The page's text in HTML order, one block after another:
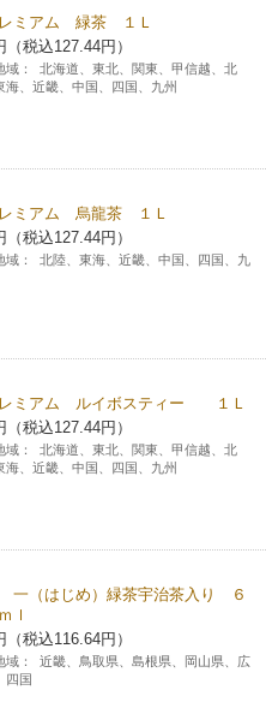
レミアム 緑茶 １Ｌ
（税込127.44円）
域：
北海道、東北、関東、甲信越、北
海、近畿、中国、四国、九州
ミアム 烏龍茶 １Ｌ
（税込127.44円）
域：
北陸、東海、近畿、中国、四国、九
レミアム ルイボスティー １Ｌ
（税込127.44円）
域：
北海道、東北、関東、甲信越、北
海、近畿、中国、四国、九州
一（はじめ）緑茶宇治茶入り ６
ｌ
（税込116.64円）
域：
近畿、鳥取県、島根県、岡山県、広
四国